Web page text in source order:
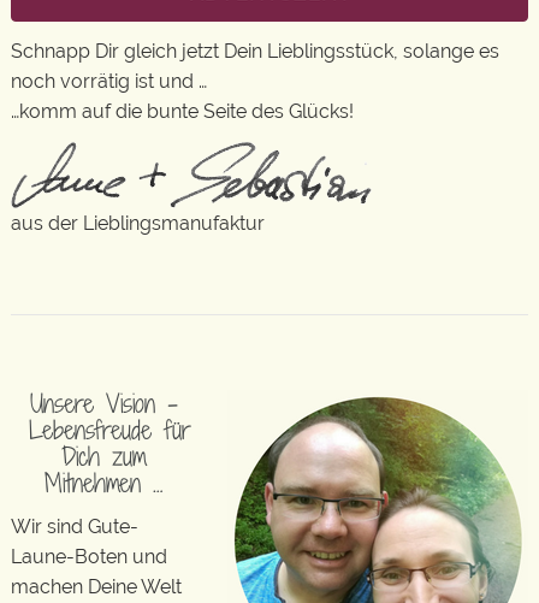
Schnapp Dir gleich jetzt Dein Lieblingsstück, solange es
noch vorrätig ist und …
…komm auf die bunte Seite des Glücks!
aus der Lieblingsmanufaktur
Unsere Vision –
Lebensfreude für
Dich zum
Mitnehmen …
Wir sind Gute-
Laune-Boten und
machen Deine Welt